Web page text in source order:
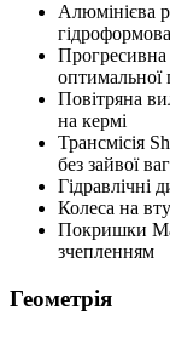
Алюмінієва
оптимальної
Повітряна
на кермі
Трансмісія
без зайвої
Гідравлічні
Колеса на
Покришки
зчепленням
Геометрія